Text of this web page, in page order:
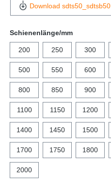
Download sdts50_sdtsb50
Schienenlänge/mm
200 250 300
500 550 600
800 850 900
1100 1150 1200
1400 1450 1500
1700 1750 1800
2000